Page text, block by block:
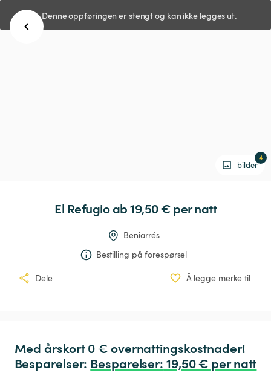
Denne oppføringen er stengt og kan ikke legges ut.
bilder
4
El Refugio ab 19,50 € per natt
Beniarrés
Bestilling på forespørsel
Dele Å legge merke til
Med årskort 0 € overnattingskostnader!
Besparelser: Besparelser: 19,50 € per natt